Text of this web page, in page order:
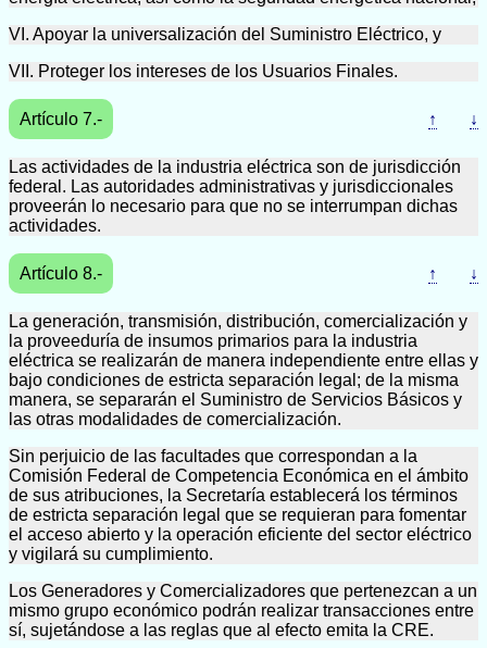
VI. Apoyar la universalización del Suministro Eléctrico, y
VII. Proteger los intereses de los Usuarios Finales.
Artículo 7.- ↑ ↓
Las actividades de la industria eléctrica son de jurisdicción
federal. Las autoridades administrativas y jurisdiccionales
proveerán lo necesario para que no se interrumpan dichas
actividades.
Artículo 8.- ↑ ↓
La generación, transmisión, distribución, comercialización y
la proveeduría de insumos primarios para la industria
eléctrica se realizarán de manera independiente entre ellas y
bajo condiciones de estricta separación legal; de la misma
manera, se separarán el Suministro de Servicios Básicos y
las otras modalidades de comercialización.
Sin perjuicio de las facultades que correspondan a la
Comisión Federal de Competencia Económica en el ámbito
de sus atribuciones, la Secretaría establecerá los términos
de estricta separación legal que se requieran para fomentar
el acceso abierto y la operación eficiente del sector eléctrico
y vigilará su cumplimiento.
Los Generadores y Comercializadores que pertenezcan a un
mismo grupo económico podrán realizar transacciones entre
sí, sujetándose a las reglas que al efecto emita la CRE.